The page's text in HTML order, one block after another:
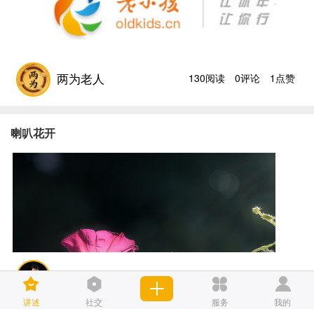
两为老人 130阅读 0评论 1点赞
喇叭花开
汉风 221阅读 1评论 3点赞
讲述 社交 服务 我的